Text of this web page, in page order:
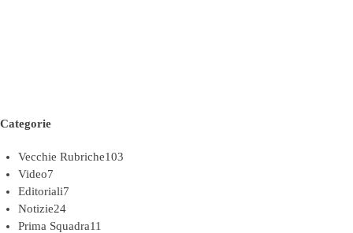
Categorie
Vecchie Rubriche103
Video7
Editoriali7
Notizie24
Prima Squadra11